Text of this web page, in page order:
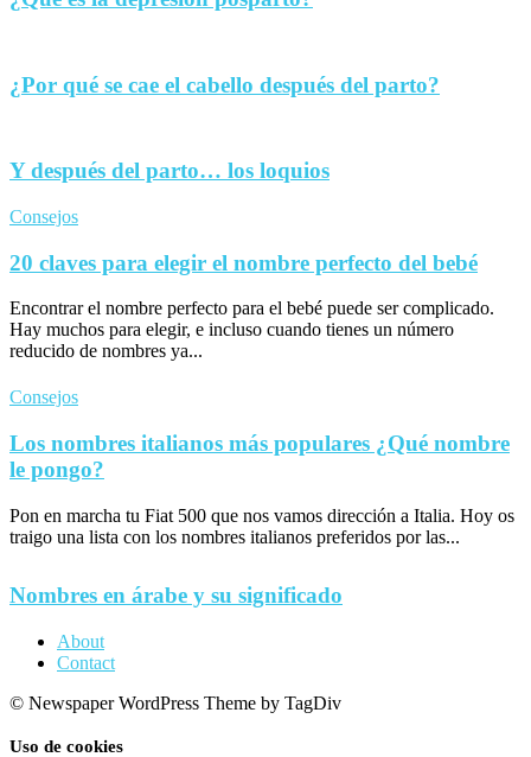
¿Por qué se cae el cabello después del parto?
Y después del parto… los loquios
Consejos
20 claves para elegir el nombre perfecto del bebé
Encontrar el nombre perfecto para el bebé puede ser complicado.
Hay muchos para elegir, e incluso cuando tienes un número
reducido de nombres ya...
Consejos
Los nombres italianos más populares ¿Qué nombre
le pongo?
Pon en marcha tu Fiat 500 que nos vamos dirección a Italia. Hoy os
traigo una lista con los nombres italianos preferidos por las...
Nombres en árabe y su significado
About
Contact
© Newspaper WordPress Theme by TagDiv
Uso de cookies